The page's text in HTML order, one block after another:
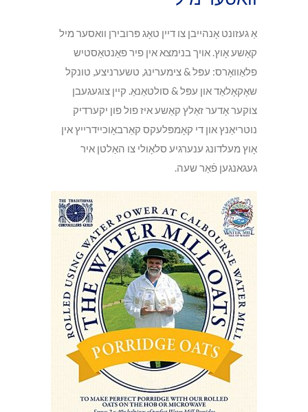
אַ געזונט אָנהייבן צו דיין טאָג פּרובירן וואסער מיל
קאַשע אָוץ. אויך בנימצא אין פיר פאַנטאַסטיש
פלאַוואָרס: עפּל & צימערינג, טשערניצע, טונקל
שאָקאָלאַד און עפּל & סולטאַנאַ. קיין צוגעגעבן
צוקער אָדער זאַלץ קאַשע איז פול פון יקערדיק
נוטריאַנץ און די קאָמפּלעקס קאַרבאָוכיידרייץ אין
אָוץ מעלדונג ענערגיע סלאָולי צו האַלטן איר
געגאנגען פֿאַר שעה.